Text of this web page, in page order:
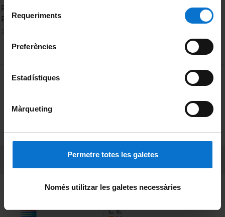
consultar laPolítica de galetes del lloc web de la
Selecció
de Requeriments
Preferències
Estadístiques
Màrqueting
Permetre totes les galetes
Només utilitzar les galetes necessàries
Facultat de Dret. Acte de Graduació. Grau en Dret.
Promoció 2016-2020. Sessió 13 de desembre de 2021
MENÚ PEU 1
Terms and privacy
Founder of the Member of the